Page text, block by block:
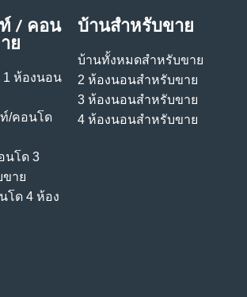
/ คอน
ย
ห้องนอน
/คอนโด
นโด 3
าย
โด 4 ห้อง
บ้านสําหรับขาย
บ้านทั้งหมดสําหรับขาย
2 ห้องนอนสําหรับขาย
3 ห้องนอนสําหรับขาย
4 ห้องนอนสําหรับขาย